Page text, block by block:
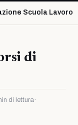
Scuola Lavoro
di
di lettura·